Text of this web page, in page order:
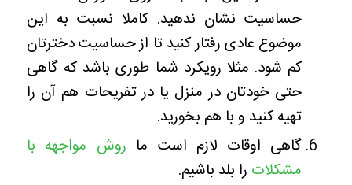
حساسیت نشان ندهید. کاملا نسبت به این
موضوع عادی رفتار کنید تا از حساسیت دخترتان
کم شود. مثلا رویکرد شما طوری باشد که گاهی
حتی خودتان در منزل یا در تفریحات هم آن را
تهیه کنید و با هم بخورید.
گاهی اوقات لازم است ما روش مواجهه با
مشکلات را بلد باشیم.